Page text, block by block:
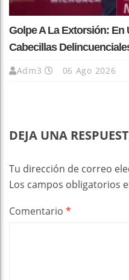
Golpe A La Extorsión: En
Cabecillas
Adm3 06 Ago 2026
DEJA UNA
Tu dirección de correo
Los campos obligatorios
Comentario *